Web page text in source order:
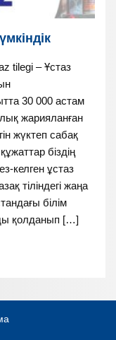
tilegi – Ұстаз
30 000 астам
жарияланған
жүктеп сабақ
біздің
келген ұстаз
тіліндегі жаңа
білім
қолданып […]